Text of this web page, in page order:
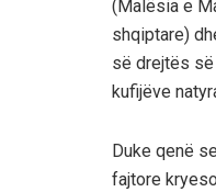
(Malësia e
shqiptare)
së drejtës së
kufijëve
Duke qenë
fajtore